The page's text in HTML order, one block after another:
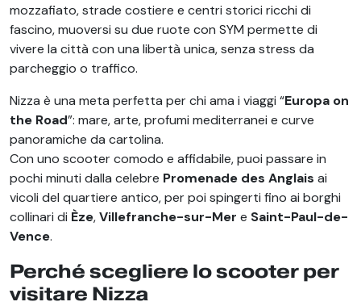
mozzafiato, strade costiere e centri storici ricchi di
fascino, muoversi su due ruote con SYM permette di
vivere la città con una libertà unica, senza stress da
parcheggio o traffico.
Nizza è una meta perfetta per chi ama i viaggi “Europa on
the Road”: mare, arte, profumi mediterranei e curve
panoramiche da cartolina.
Con uno scooter comodo e affidabile, puoi passare in
pochi minuti dalla celebre Promenade des Anglais ai
vicoli del quartiere antico, per poi spingerti fino ai borghi
collinari di Èze,Villefranche-sur-Mer e Saint-Paul-de-
Vence.
Perché scegliere lo scooter per
visitare Nizza